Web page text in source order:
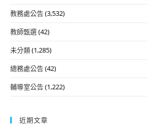
教務處公告(3,532)
教師甄選(42)
未分類(1,285)
總務處公告(42)
輔導室公告(1,222)
近期文章